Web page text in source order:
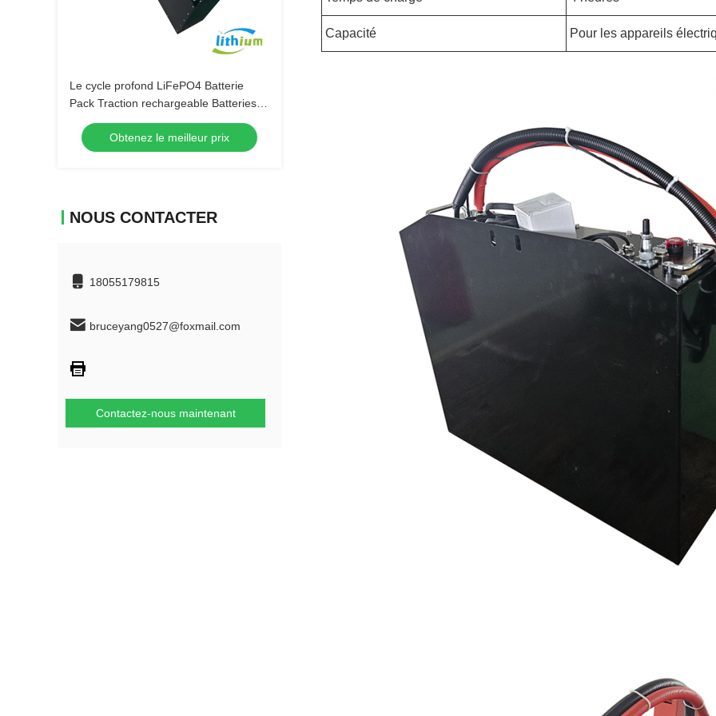
Le cycle profond LiFePO4 Batterie
Pack Traction rechargeable Batteries
au lithium-ion pour chariots élévateurs
Obtenez le meilleur prix
NOUS CONTACTER
18055179815
bruceyang0527@foxmail.com
Contactez-nous maintenant
Capacité Pour les appareils